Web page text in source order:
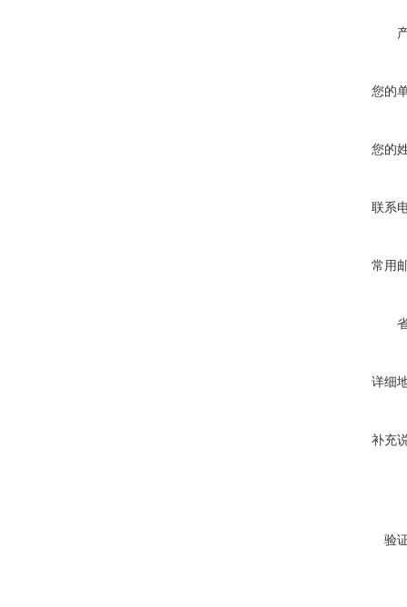
您的
您的
联系
常用
详细
补充
验